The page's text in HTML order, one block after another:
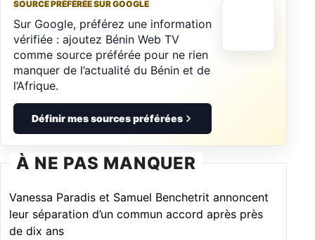
SOURCE PRÉFÉRÉE SUR GOOGLE
Sur Google, préférez une information
vérifiée : ajoutez Bénin Web TV
comme source préférée pour ne rien
manquer de l’actualité du Bénin et de
l’Afrique.
Définir mes sources préférées
À NE PAS MANQUER
Vanessa Paradis et Samuel Benchetrit annoncent
leur séparation d’un commun accord après près
de dix ans